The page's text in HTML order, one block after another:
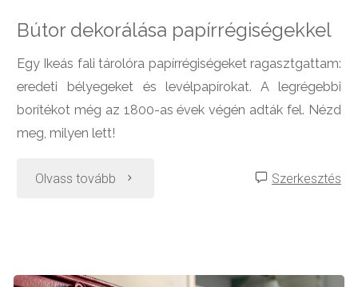
szerelése
és
konyhai
beépítése"
Bútor dekorálása papírrégiségekkel
Egy Ikeás fali tárolóra papírrégiségeket ragasztgattam:
eredeti bélyegeket és levélpapírokat. A legrégebbi
borítékot még az 1800-as évek végén adták fel. Nézd
meg, milyen lett!
Olvass tovább "Bútor Szerkesztés